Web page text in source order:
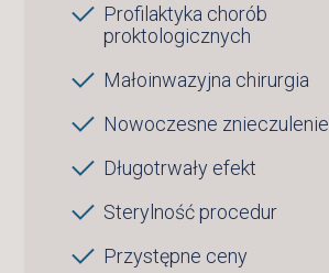
Profilaktyka chorób
proktologicznych
Małoinwazyjna chirurgia
Nowoczesne znieczulenie
Długotrwały efekt
Sterylność procedur
Przystępne ceny